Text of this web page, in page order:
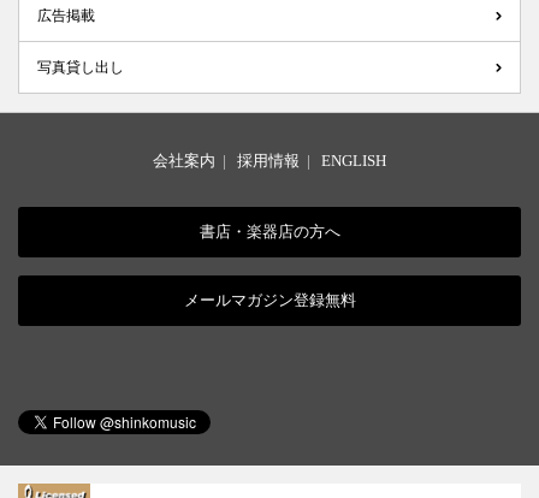
広告掲載
写真貸し出し
会社案内 | 採用情報 | ENGLISH
書店・楽器店の方へ
メールマガジン登録無料